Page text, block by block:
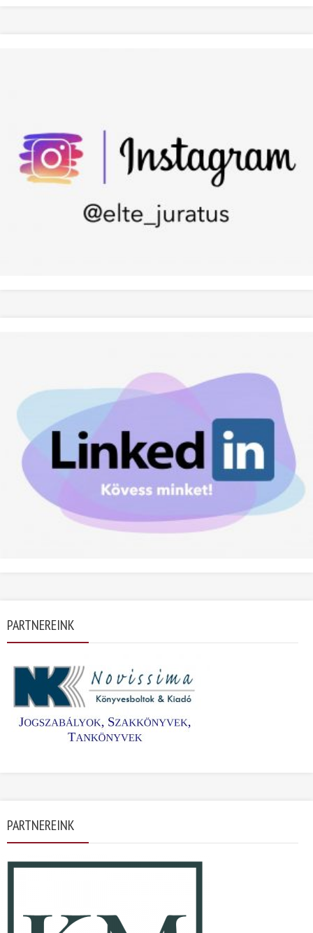
PARTNEREINK
PARTNEREINK